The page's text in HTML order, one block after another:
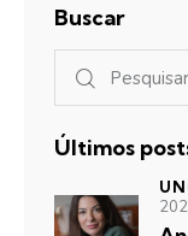
Buscar
Últimos